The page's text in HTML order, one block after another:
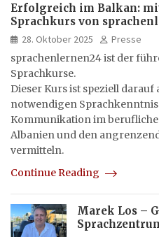
Erfolgreich im Balkan:
Sprachkurs von
28. Oktober 2025
Presse
sprachenlernen24 ist der
Sprachkurse.
Dieser Kurs ist speziell
notwendigen
Kommunikation im
Albanien und den
vermitteln.
Continue Reading
Marek Los –